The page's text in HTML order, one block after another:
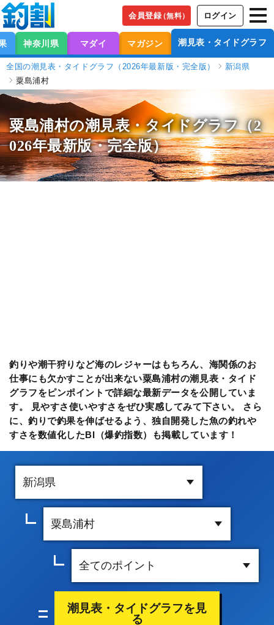
会員登録（無料） ログイン
神奈川県 マダイ マガジン 潮見表・タイドグラフ
全国の潮見表・タイドグラフ（2026年最新版・完全版）
新潟県
粟島浦村
粟島浦村の潮見表・タイドグラフ（2
026年最新版・完全版）
釣りや潮干狩りなど海のレジャーはもちろん、海関係のお
仕事にも欠かすことが出来ない粟島浦村の潮見表・タイド
グラフをピンポイントで詳細な最新データを公開していま
す。 見やすさ使いやすさをぜひ実感してみて下さい。 さら
に、釣りで釣果を伸ばせるよう、独自開発した魚の釣れや
すさを数値化したBI（爆釣指数）も掲載しています！
潮見表・タイドグラフを見
る